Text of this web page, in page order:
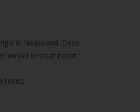
in Nederland. Deze
winkel bestaat naast